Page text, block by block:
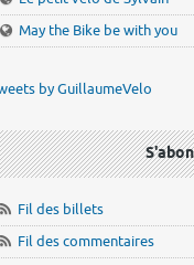
May the Bike be with you
by GuillaumeVelo
Fil des billets
Fil des commentaires